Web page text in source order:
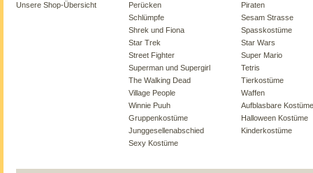
Unsere Shop-Übersicht
Perücken
Piraten
Schlümpfe
Sesam Strasse
Shrek und Fiona
Spasskostüme
Star Trek
Star Wars
Street Fighter
Super Mario
Superman und Supergirl
Tetris
The Walking Dead
Tierkostüme
Village People
Waffen
Winnie Puuh
Aufblasbare Kostüme
Gruppenkostüme
Halloween Kostüme
Junggesellenabschied
Kinderkostüme
Sexy Kostüme